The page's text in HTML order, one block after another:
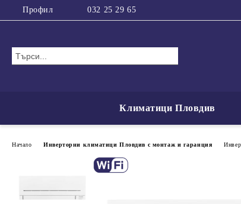
Профил 032 25 29 65
Климатици Пловдив
Начало Инверторни климатици Пловдив с монтаж и гаранция